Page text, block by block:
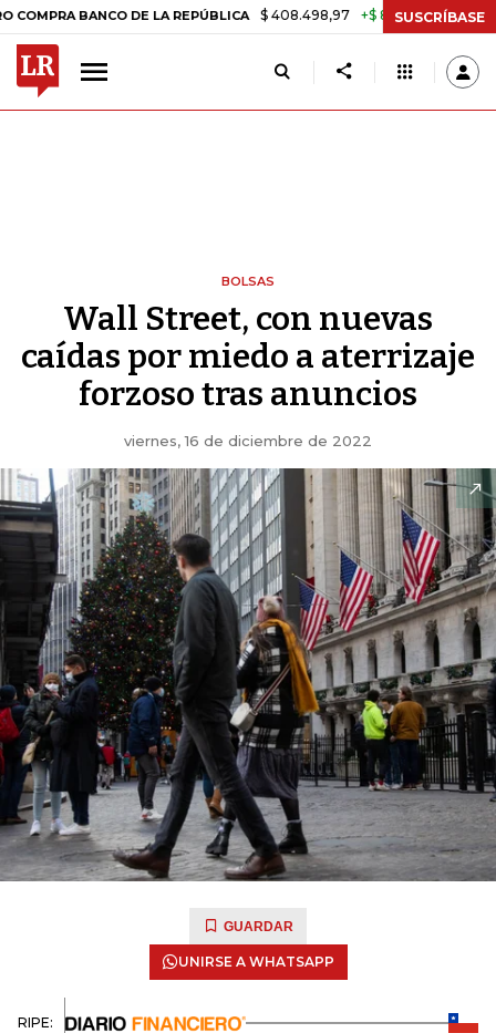
BANCO DE LA REPÚBLICA $ 408.498,97 +$ 8.753,81 +2,19%
SUSCRÍBASE
BOLSAS
Wall Street, con nuevas
caídas por miedo a aterrizaje
forzoso tras anuncios
viernes, 16 de diciembre de 2022
GUARDAR
UNIRSE A WHATSAPP
RIPE: